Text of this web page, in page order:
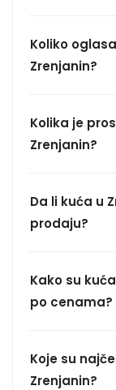
Koliko
Zrenjanin?
Kolika je
Zrenjanin?
Da li kuća u
prodaju?
Kako su
po cenama?
Koje su
Zrenjanin?